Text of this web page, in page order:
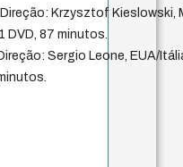
Direção: Krzysztof Kieslowski,
DVD, 87 minutos.
Sergio Leone, EUA/